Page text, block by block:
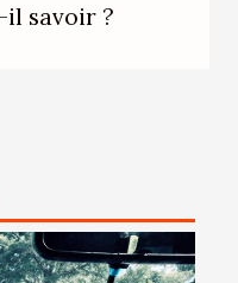
il savoir ?